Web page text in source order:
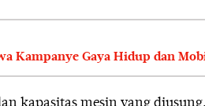
Kampanye Gaya Hidup dan
kapasitas mesin yang